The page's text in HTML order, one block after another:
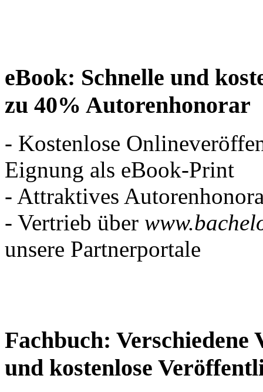
eBook: Schnelle und
zu 40% Autorenhonorar
- Kostenlose
Eignung als eBook-Print
- Attraktives
- Vertrieb über
unsere Partnerportale
Fachbuch: Verschiedene
und kostenlose